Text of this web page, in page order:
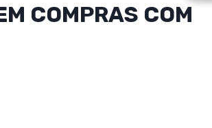
COMPRAS COM